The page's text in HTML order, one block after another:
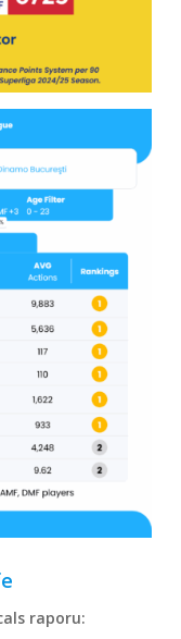
raporu: